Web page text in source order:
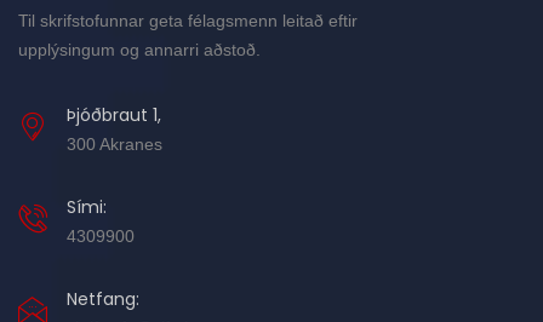
Til skrifstofunnar geta félagsmenn leitað eftir
upplýsingum og annarri aðstoð.
Þjóðbraut 1,
300 Akranes
Sími:
4309900
Netfang: